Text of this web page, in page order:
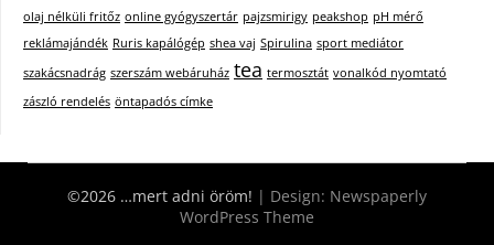
olaj nélküli fritőz online gyógyszertár pajzsmirigy peakshop pH mérő
reklámajándék Ruris kapálógép shea vaj Spirulina sport mediátor
szakácsnadrág szerszám webáruház tea termosztát vonalkód nyomtató
zászló rendelés öntapadós címke
©2026 …mert adni öröm! | Design: Newspaperly
WordPress Theme